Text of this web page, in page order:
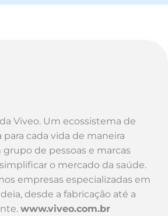
Viveo. Um ecossistema de
cada vida de maneira
de pessoas e marcas
o mercado da saúde.
empresas especializadas em
desde a fabricação até a
www.viveo.com.br